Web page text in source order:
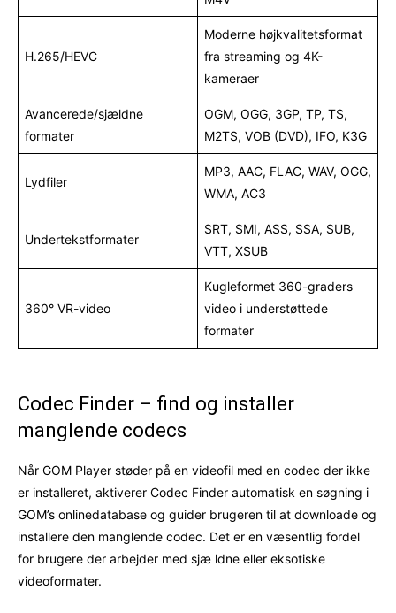
H.265/HEVC
Moderne højkvalitetsformat
fra streaming og 4K-
kameraer
Avancerede/sjældne
formater
OGM, OGG, 3GP, TP, TS,
M2TS, VOB (DVD), IFO, K3G
Lydfiler
MP3, AAC, FLAC, WAV, OGG,
WMA, AC3
Undertekstformater
SRT, SMI, ASS, SSA, SUB,
VTT, XSUB
360° VR-video
Kugleformet 360-graders
video i understøttede
formater
Codec Finder – find og installer
manglende codecs
Når GOM Player støder på en videofil med en codec der ikke
er installeret, aktiverer Codec Finder automatisk en søgning i
GOM’s onlinedatabase og guider brugeren til at downloade og
installere den manglende codec. Det er en væsentlig fordel
for brugere der arbejder med sjæ ldne eller eksotiske
videoformater.